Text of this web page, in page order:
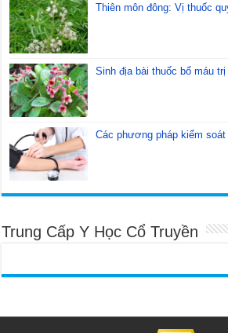
Thiên môn đông: Vị thuốc
Sinh địa bài thuốc bổ máu
Các phương pháp kiểm
Trung Cấp Y Học Cổ Truyền